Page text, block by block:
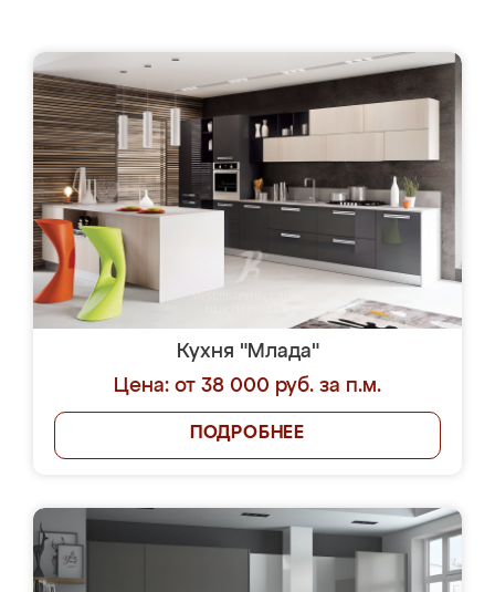
Кухня "Млада"
Цена: от 38 000 руб. за п.м.
ПОДРОБНЕЕ